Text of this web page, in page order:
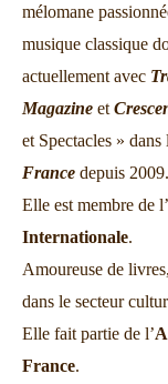
mélomane
musique classique
actuellement avec
Magazine et
et Spectacles »
France depuis 2009.
Elle est membre de
Internationale.
Amoureuse de
dans le secteur
Elle fait partie de l’
France.